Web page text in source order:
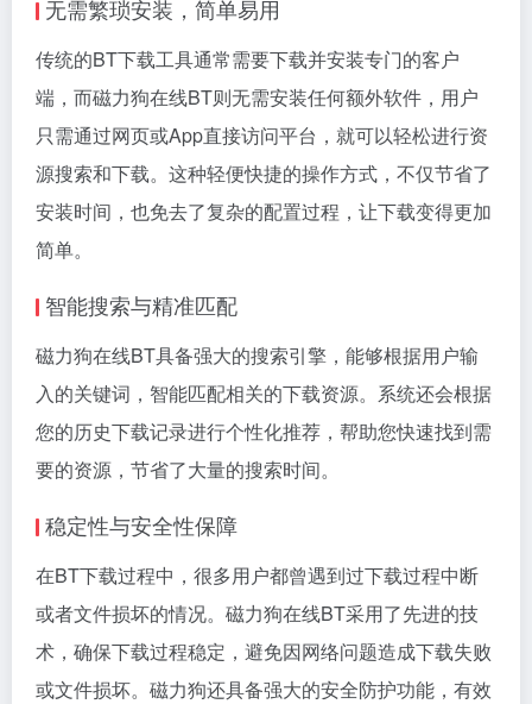
无需繁琐安装，简单易用
传统的BT下载工具通常需要下载并安装专门的客户
端，而磁力狗在线BT则无需安装任何额外软件，用户
只需通过网页或App直接访问平台，就可以轻松进行资
源搜索和下载。这种轻便快捷的操作方式，不仅节省了
安装时间，也免去了复杂的配置过程，让下载变得更加
简单。
智能搜索与精准匹配
磁力狗在线BT具备强大的搜索引擎，能够根据用户输
入的关键词，智能匹配相关的下载资源。系统还会根据
您的历史下载记录进行个性化推荐，帮助您快速找到需
要的资源，节省了大量的搜索时间。
稳定性与安全性保障
在BT下载过程中，很多用户都曾遇到过下载过程中断
或者文件损坏的情况。磁力狗在线BT采用了先进的技
术，确保下载过程稳定，避免因网络问题造成下载失败
或文件损坏。磁力狗还具备强大的安全防护功能，有效